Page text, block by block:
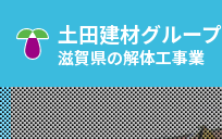
土田建材グループ
滋賀県の解体工事業